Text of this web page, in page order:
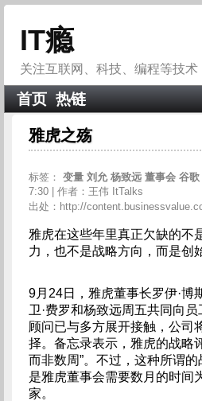
IT瘾
关注互联网、科技、编程等技术
首页 热链
雅虎之殇
标签： 变量 刘允 杨致远 董事会 谷歌
7:30 | 作者：王伟 ItTalks
出处：http://
雅虎在这些年里真正欠缺的不
力，也不是战略方向，而是创
9月24日，雅虎董事长罗伊·博
卫·费罗和杨致远周五共同向
顾问已与多方展开接触，公司
择。备忘录表示，雅虎的战略
而非数周”。不过，这种所谓
是雅虎董事会需要数月的时间
家。